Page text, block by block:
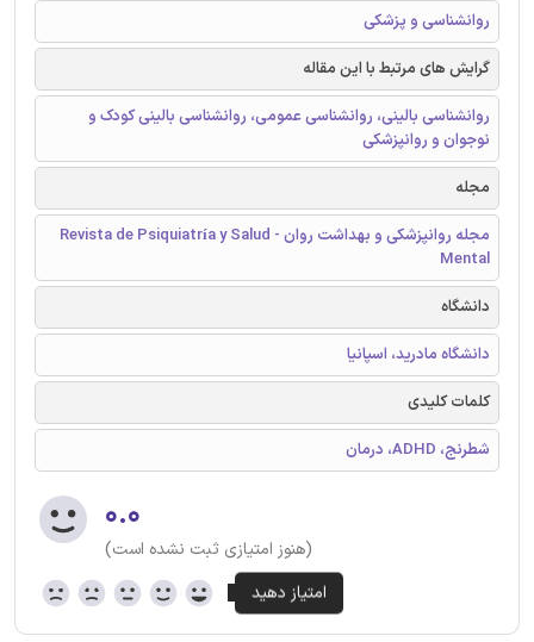
روانشناسی و پزشکی
گرایش های مرتبط با این مقاله
روانشناسی بالینی، روانشناسی عمومی، روانشناسی بالینی کودک و
نوجوان و روانپزشکی
مجله
مجله روانپزشکی و بهداشت روان - Revista de Psiquiatría y Salud
Mental
دانشگاه
دانشگاه مادرید، اسپانیا
کلمات کلیدی
شطرنج، ADHD، درمان
۰.۰
(هنوز امتیازی ثبت نشده است)